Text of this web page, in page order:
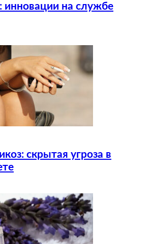
инновации на службе
скрытая угроза в